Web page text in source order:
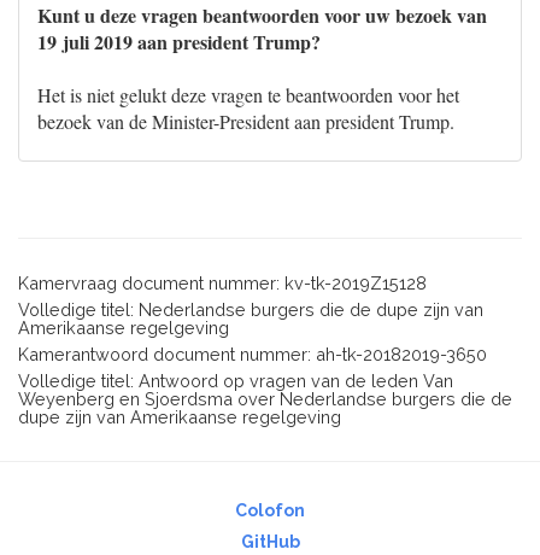
Kunt u deze vragen beantwoorden voor uw bezoek van
19 juli 2019 aan president Trump?
Het is niet gelukt deze vragen te beantwoorden voor het
bezoek van de Minister-President aan president Trump.
Kamervraag document nummer: kv-tk-2019Z15128
Volledige titel: Nederlandse burgers die de dupe zijn van
Amerikaanse regelgeving
Kamerantwoord document nummer: ah-tk-20182019-3650
Volledige titel: Antwoord op vragen van de leden Van
Weyenberg en Sjoerdsma over Nederlandse burgers die de
dupe zijn van Amerikaanse regelgeving
Colofon
GitHub